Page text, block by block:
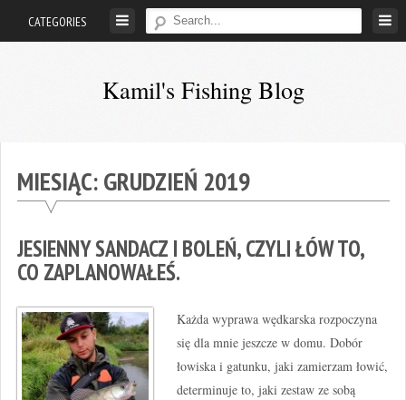
CATEGORIES
Kamil's Fishing Blog
życie
MIESIĄC:GRUDZIEŃ 2019
JESIENNY SANDACZ I BOLEŃ, CZYLI ŁÓW TO,
CO ZAPLANOWAŁEŚ.
Każda wyprawa wędkarska rozpoczyna
się dla mnie jeszcze w domu. Dobór
łowiska i gatunku, jaki zamierzam łowić,
determinuje to, jaki zestaw ze sobą